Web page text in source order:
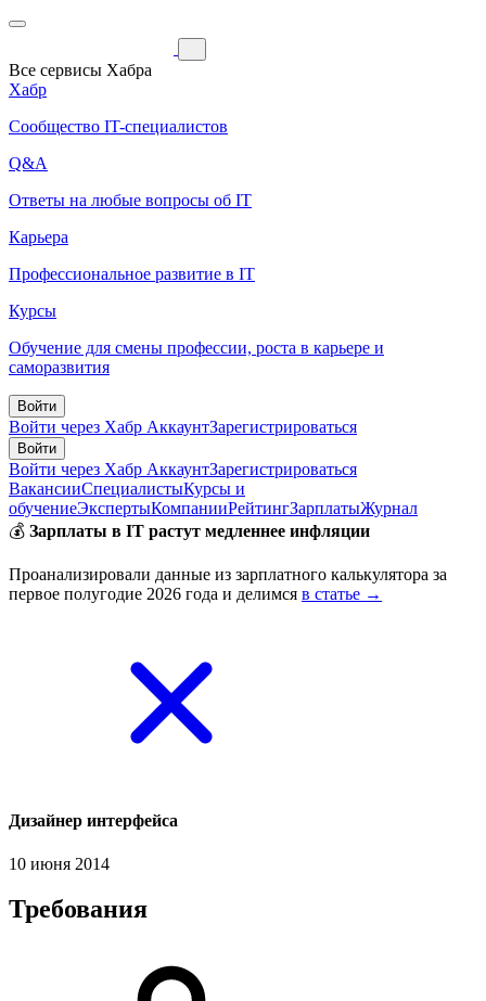
Все сервисы Хабра
Хабр
Сообщество IT-специалистов
Q&A
Ответы на любые вопросы об IT
Карьера
Профессиональное развитие в IT
Курсы
Обучение для смены профессии, роста в карьере и
саморазвития
Войти
Войти через Хабр АккаунтЗарегистрироваться
Войти
Войти через Хабр АккаунтЗарегистрироваться
ВакансииСпециалистыКурсы и
обучениеЭкспертыКомпанииРейтингЗарплатыЖурнал
💰 Зарплаты в IT растут медленнее инфляции
Проанализировали данные из зарплатного калькулятора за
первое полугодие 2026 года и делимся в статье →
Дизайнер интерфейса
10 июня 2014
Требования